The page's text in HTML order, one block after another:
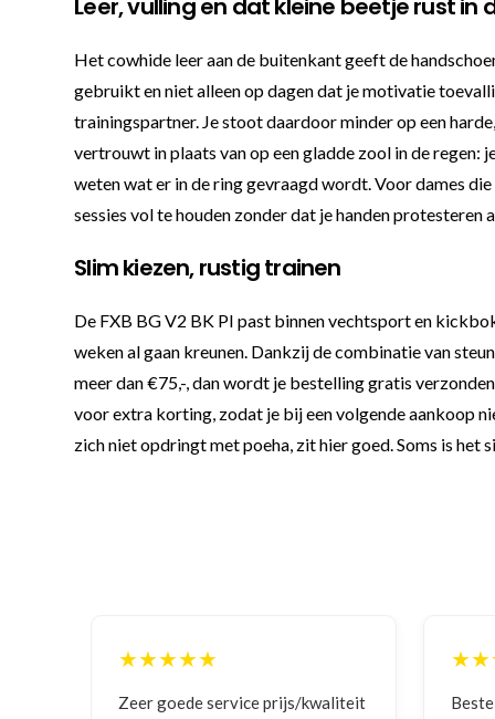
Leer, vulling en dat kleine beetje rust in
Het cowhide leer aan de buitenkant geeft de
gebruikt en niet alleen op dagen dat je motivatie
trainingspartner. Je stoot daardoor minder op een
vertrouwt in plaats van op een gladde zool in de regen:
weten wat er in de ring gevraagd wordt. Voor dames
sessies vol te houden zonder dat je handen protesteren
Slim kiezen, rustig trainen
De FXB BG V2 BK PI past binnen vechtsport en
weken al gaan kreunen. Dankzij de combinatie van
meer dan €75,-, dan wordt je bestelling gratis
voor extra korting, zodat je bij een volgende aankoop
zich niet opdringt met poeha, zit hier goed. Soms is het
★★★★★
Bestelling gedaan vanwege